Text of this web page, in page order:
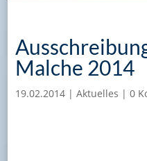
Malche 2014
19.02.2014| Aktuelles | 0